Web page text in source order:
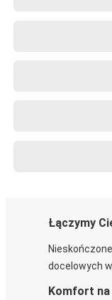
Łączymy
docelowych
Komfort